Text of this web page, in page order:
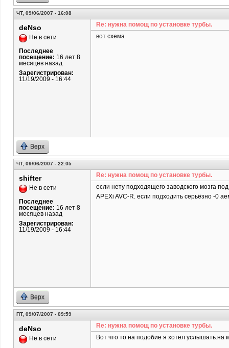
ЧТ, 09/06/2007 - 16:08
deNso
Не в сети
Последнее
посещение: 16 лет 8
месяцев назад
Зарегистрирован:
11/19/2009 - 16:44
Re: нужна помощ по установке турбы.
вот схема
Верх
ЧТ, 09/06/2007 - 22:05
shifter
Не в сети
Последнее
посещение: 16 лет 8
месяцев назад
Зарегистрирован:
11/19/2009 - 16:44
Re: нужна помощ по установке турбы.
если нету подходящего заводского мозга
APEXi AVC-R. если подходить серьёзно -0
Верх
ПТ, 09/07/2007 - 09:59
deNso
Не в сети
Re: нужна помощ по установке турбы.
Вот что то на подобие я хотел услышать.на